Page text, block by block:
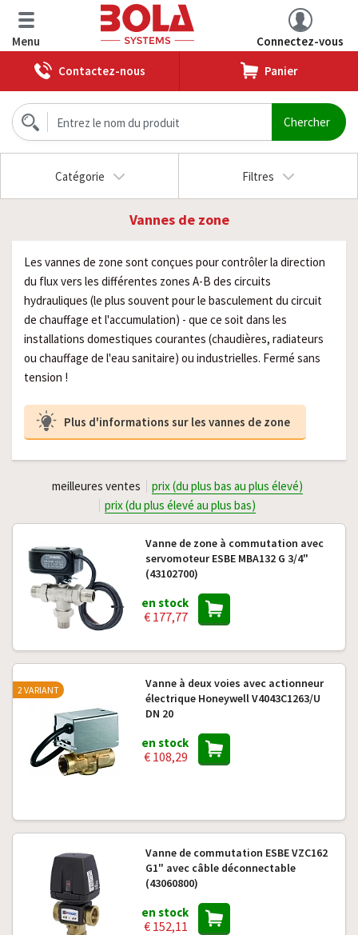
Menu
Connectez-vous
Contactez-nous
Panier
Catégorie Filtres
Vannes de zone
Les vannes de zone sont conçues pour contrôler la direction
du flux vers les différentes zones A-B des circuits
hydrauliques (le plus souvent pour le basculement du circuit
de chauffage et l'accumulation) - que ce soit dans les
installations domestiques courantes (chaudières, radiateurs
ou chauffage de l'eau sanitaire) ou industrielles. Fermé sans
tension !
Plus d'informations sur les vannes de zone
meilleures ventes
prix (du plus bas au plus élevé)
prix (du plus élevé au plus bas)
Vanne de zone à commutation avec
servomoteur ESBE MBA132 G 3/4"
(43102700)
en stock
€ 177,77
Vanne à deux voies avec actionneur
électrique Honeywell V4043C1263/U
DN 20
en stock
€ 108,29
2 VARIANT
Vanne de commutation ESBE VZC162
G1" avec câble déconnectable
(43060800)
en stock
€ 152,11